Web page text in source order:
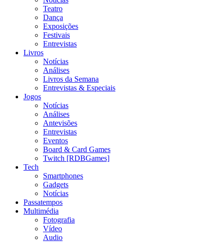
Teatro
Dança
Exposições
Festivais
Entrevistas
Livros
Notícias
Análises
Livros da Semana
Entrevistas & Especiais
Jogos
Notícias
Análises
Antevisões
Entrevistas
Eventos
Board & Card Games
Twitch [RDBGames]
Tech
Smartphones
Gadgets
Notícias
Passatempos
Multimédia
Fotografia
Vídeo
Audio